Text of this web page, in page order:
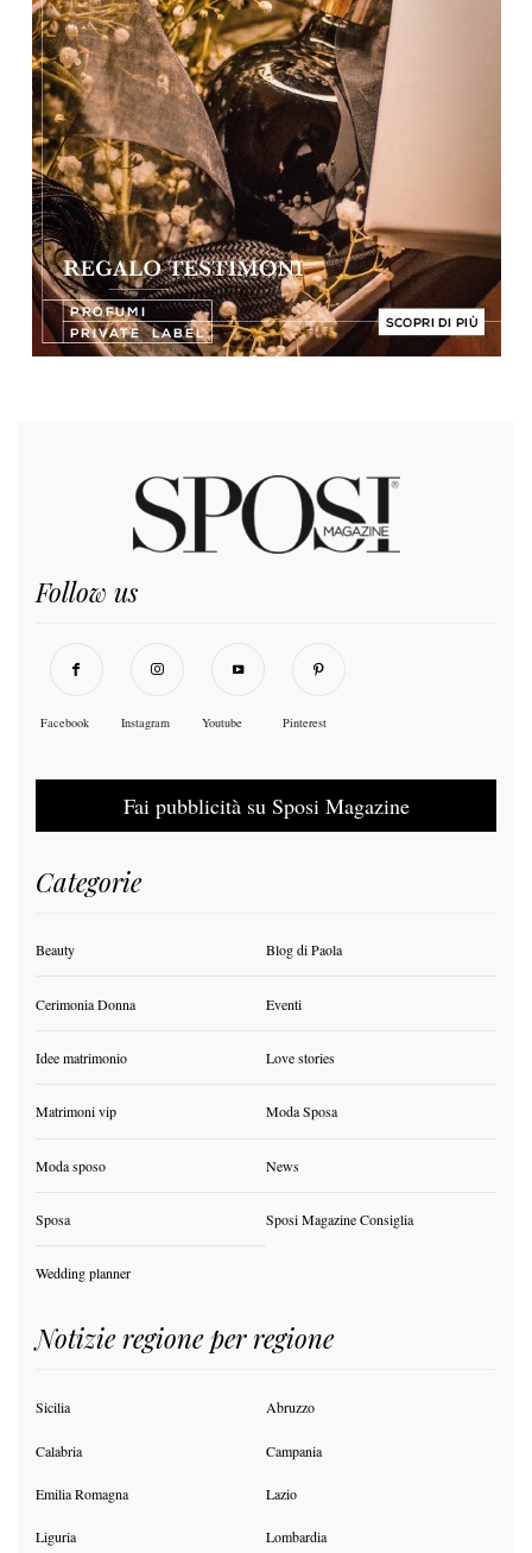
Follow us
Facebook Instagram Youtube Pinterest
Fai pubblicità su Sposi Magazine
Categorie
Beauty Blog di Paola
Cerimonia Donna Eventi
Idee matrimonio Love stories
Matrimoni vip Moda Sposa
Moda sposo News
Sposa Sposi Magazine Consiglia
Wedding planner
Notizie regione per regione
Sicilia Abruzzo
Calabria Campania
Emilia Romagna Lazio
Liguria Lombardia